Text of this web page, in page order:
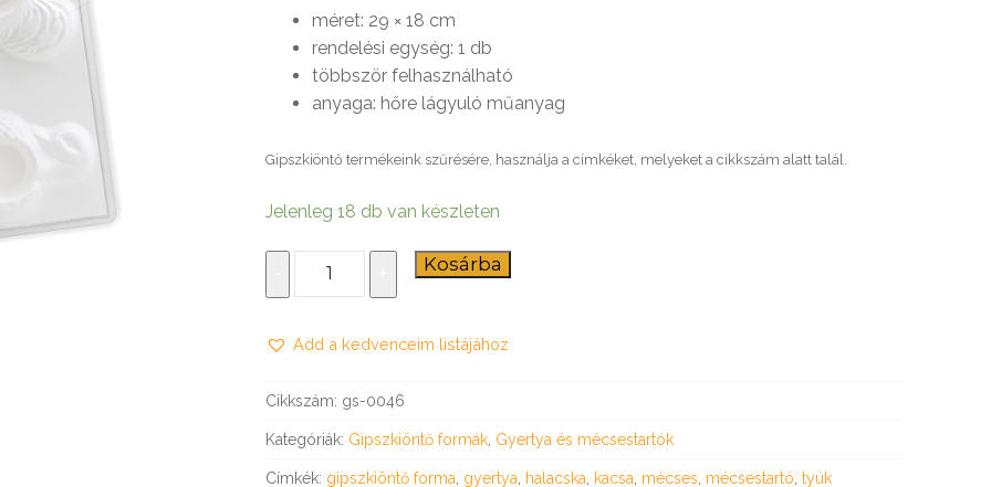
és tálkák
dobozok
dekli, tortadoboz
tortaalátétek
kürtős és waffletölcsérek
alátétek
dobozok
csomagolás
csomagolás
gyros csomagolás
kürtős és waffletölcsérek
hirdetési eszközök
formák
szerződési feltételek
méret: 29 × 18 cm
rendelési egység: 1 db
többször felhasználható
anyaga: hőre lágyuló műanyag
Gipszkiöntő termékeink szűrésére, használja a címkéket, melyeket a cikkszám alatt talál.
Jelenleg 18 db van készleten
Mécsestartók
sablon
Kosárba
Add a kedvenceim listájához
Cikkszám: gs-0046
Kategóriák: Gipszkiöntő formák, Gyertya és mécsestartók
Címkék: gipszkiöntő forma, gyertya, halacska, kacsa, mécses, mécsestartó, tyúk